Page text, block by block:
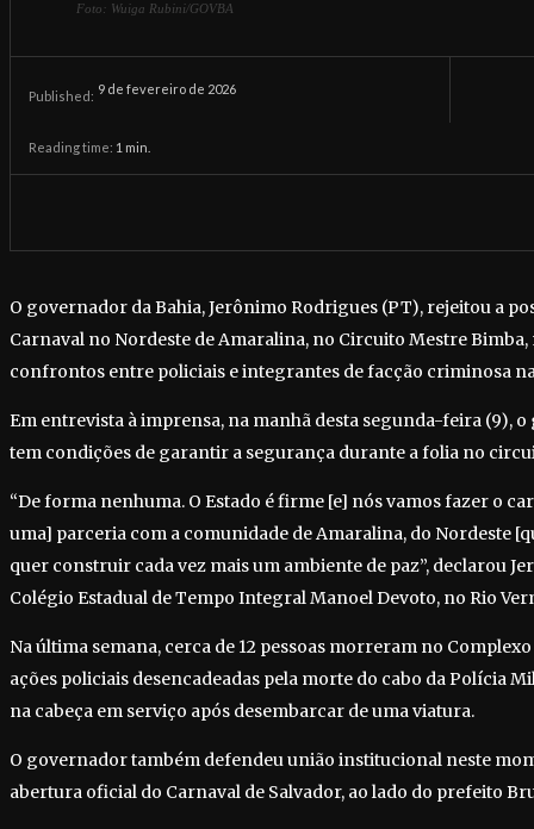
Foto: Wuiga Rubini/GOVBA
Published: 9 de fevereiro de 2026
Reading time: 1 min.
O governador da Bahia, Jerônimo Rodrigues (PT), rejeitou a
Carnaval no Nordeste de Amaralina, no Circuito Mestre Bimba,
confrontos entre policiais e integrantes de facção criminosa
Em entrevista à imprensa, na manhã desta segunda-feira (9),
tem condições de garantir a segurança durante a folia no
“De forma nenhuma. O Estado é firme [e] nós vamos fazer o
uma] parceria com a comunidade de Amaralina, do Nordeste
quer construir cada vez mais um ambiente de paz”, declarou
Colégio Estadual de Tempo Integral Manoel Devoto, no Rio
Na última semana, cerca de 12 pessoas morreram no
ações policiais desencadeadas pela morte do cabo da Polícia
na cabeça em serviço após desembarcar de uma viatura.
O governador também defendeu união institucional neste
abertura oficial do Carnaval de Salvador, ao lado do prefeito